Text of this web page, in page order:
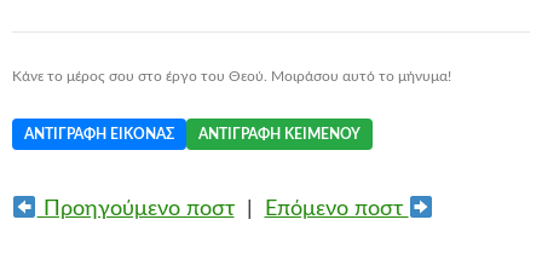
Κάνε το μέρος σου στο έργο του Θεού. Μοιράσου αυτό το μήνυμα!
ΑΝΤΙΓΡΑΦΉ ΕΙΚΌΝΑΣ ΑΝΤΙΓΡΑΦΉ ΚΕΙΜΈΝΟΥ
Προηγούμενο ποστ| Επόμενο ποστ